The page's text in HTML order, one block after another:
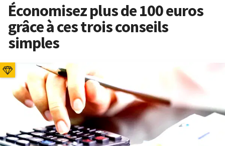
Économisez plus de 100 euros
grâce à ces trois conseils
simples